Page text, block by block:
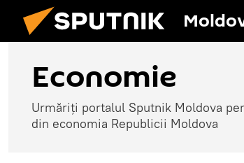
Economie
Urmăriți portalul Sputnik Moldova
din economia Republicii Moldova